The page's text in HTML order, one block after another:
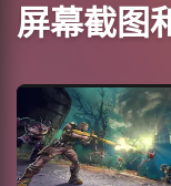
屏幕截图